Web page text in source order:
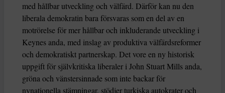
med hållbar utveckling och välfärd. Därför kan nu den
liberala demokratin bara försvaras som en del av en
motrörelse för mer hållbar och inkluderande utveckling i
Keynes anda, med inslag av produktiva välfärdsreformer
och demokratiskt partnerskap. Det vore en ny historisk
uppgift för självkritiska liberaler i John Stuart Mills anda,
gröna och vänstersinnade som inte backar för
nynationella stämningar, stödjer turkiska autokrater och